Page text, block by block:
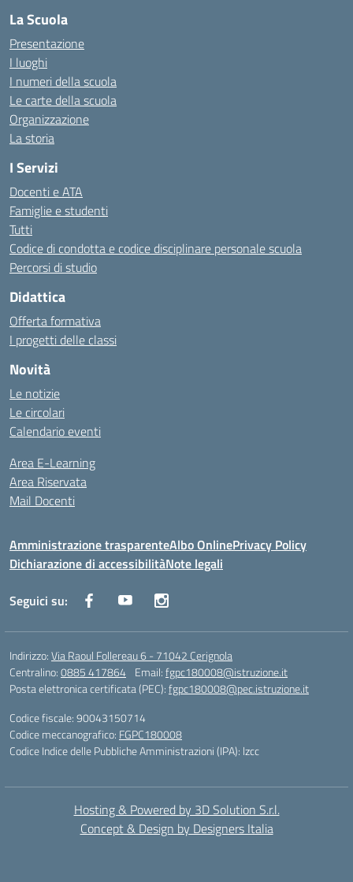
La Scuola
Presentazione
I luoghi
I numeri della scuola
Le carte della scuola
Organizzazione
La storia
I Servizi
Docenti e ATA
Famiglie e studenti
Tutti
Codice di condotta e codice disciplinare personale scuola
Percorsi di studio
Didattica
Offerta formativa
I progetti delle classi
Novità
Le notizie
Le circolari
Calendario eventi
Area E-Learning
Area Riservata
Mail Docenti
Amministrazione trasparenteAlbo OnlinePrivacy Policy
Dichiarazione di accessibilitàNote legali
Seguici su:
Indirizzo:Via Raoul Follereau 6 - 71042 Cerignola
Centralino:0885 417864 Email:fgpc180008@istruzione.it
Posta elettronica certificata (PEC):fgpc180008@pec.istruzione.it
Codice fiscale: 90043150714
Codice meccanografico: FGPC180008
Codice Indice delle Pubbliche Amministrazioni (IPA): lzcc
Hosting & Powered by 3D Solution S.r.l.
Concept & Design by Designers Italia